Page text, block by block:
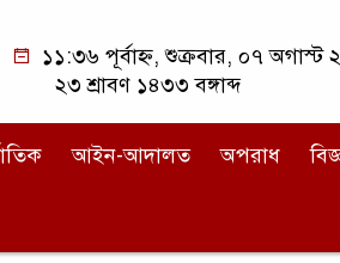
১১:৩৬ পূর্বাহ্ন, শুক্রবার, ০৭ অগাস্ট
২৩ শ্রাবণ ১৪৩৩ বঙ্গাব্দ
আইন-আদালত অপরাধ